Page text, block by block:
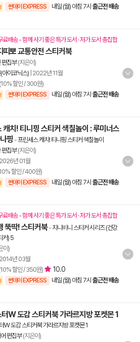
썬데이 EXPRESS 내일 (월) 아침 7시 출근전 배송
료배송 - 함께 사기 좋은 특가 도서 · 저가 도서 총집합
띠뽀 교통안전 스티커북
편집부(지은이)
아이코닉스) 2022년 11월
할인 / 300원)
썬데이 EXPRESS 내일 (월) 아침 7시 출근전 배송
캐치! 티니핑 스티커 색칠놀이 : 루미너스
핑 -프린세스 캐치! 티니핑 스티커 색칠놀이
편집부(지은이)
2026년 01월
할인 / 400원)
썬데이 EXPRESS 내일 (월) 아침 7시 출근전 배송
료배송 - 함께 사기 좋은 특가 도서 · 저가 도서 총집합
뚝딱! 스티커북- 지니비니 스티커 시리즈 (건강
커) 5
이)
2014년 03월
할인 / 350원) 10.0
썬데이 EXPRESS 내일 (월) 아침 7시 출근전 배송
W 도감 스티커북 가라르지방 포켓몬 1
W 도감 스티커북 가라르지방 포켓몬 1
편집부(지은이)